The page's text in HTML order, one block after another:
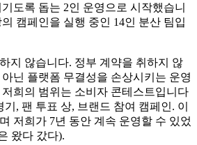
도록 돕는 2인 운영으로 시작했습니
캠페인을 실행 중인 14인 분산 팀입
지 않습니다. 정부 계약을 취하지 않
닌 플랫폼 무결성을 손상시키는 운영
희의 범위는 소비자 콘테스트입니다
, 팬 투표 상, 브랜드 참여 캠페인. 이
저희가 7년 동안 계속 운영할 수 있었
왔다 갔다).